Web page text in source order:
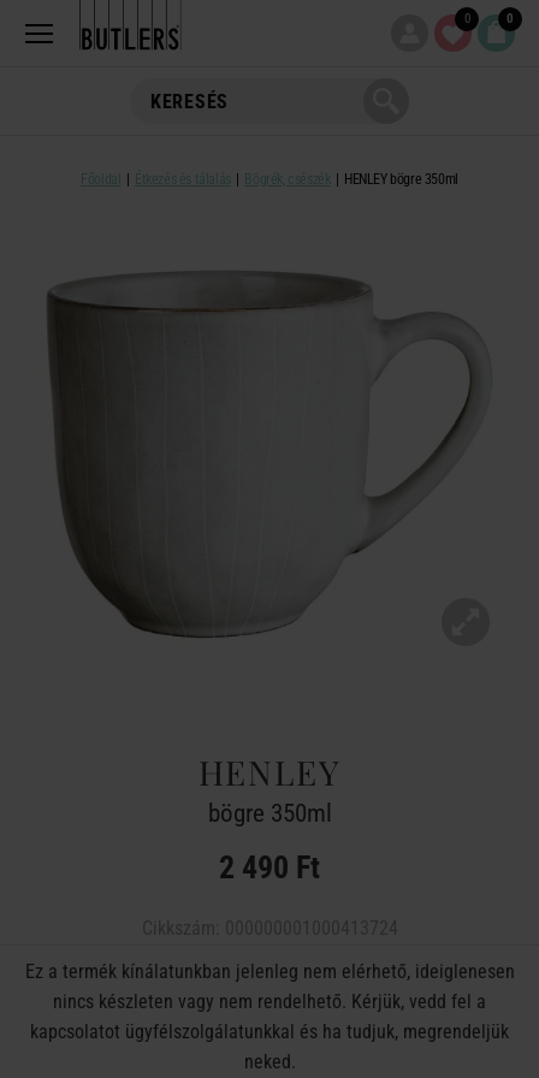
0 0
Főoldal Étkezés és tálalás Bögrék, csészék HENLEY bögre 350ml
HENLEY
bögre 350ml
2 490 Ft
Ez a termék kínálatunkban jelenleg nem elérhető, ideiglenesen
nincs készleten vagy nem rendelhető. Kérjük, vedd fel a
kapcsolatot ügyfélszolgálatunkkal és ha tudjuk, megrendeljük
neked.